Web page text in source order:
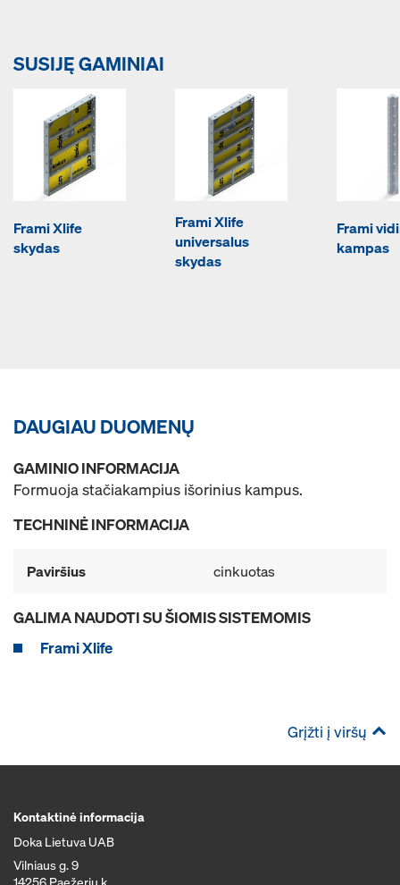
SUSIJĘ GAMINIAI
Frami Xlife
skydas
Frami Xlife
universalus
skydas
Frami
kampas
DAUGIAU DUOMENŲ
GAMINIO INFORMACIJA
Formuoja stačiakampius išorinius kampus.
TECHNINĖ INFORMACIJA
Paviršius cinkuotas
GALIMA NAUDOTI SU ŠIOMIS SISTEMOMIS
Frami Xlife
Grįžti į viršų
Kontaktinė informacija
Doka Lietuva UAB
Vilniaus g. 9